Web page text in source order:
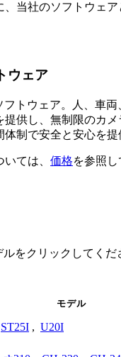
当社のソフトウェ
ウェア
トウェア。人、車
供し、無制限のカ
制で安全と安心を
ては、 価格を参照し
をクリックしてくだ
モデル
ST25I , U20I